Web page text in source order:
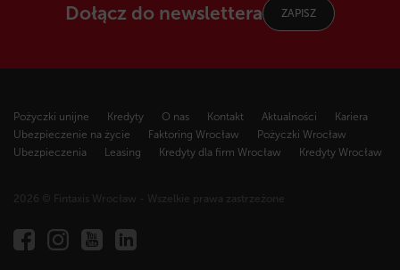
Dołącz do newslettera ZAPISZ
Pożyczki unijne Kredyty O nas Kontakt Aktualności
Kariera
Ubezpieczenie na życie
Faktoring Wrocław
Pożyczki Wrocław
Ubezpieczenia
Leasing Kredyty dla firm Wrocław Kredyty Wrocław
2026 © Fintaxis Wrocław - Wszelkie prawa zastrzeżone